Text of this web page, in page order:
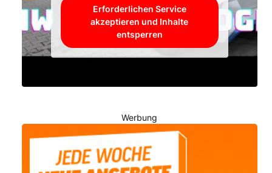
Erforderlichen Service
akzeptieren und Inhalte
entsperren
Werbung